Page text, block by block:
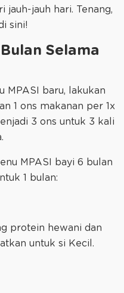
jauh-jauh hari. Tenang,
sini!
Selama
MPASI baru, lakukan
1 ons makanan per 1x
3 ons untuk 3 kali
MPASI bayi 6 bulan
1 bulan:
protein hewani dan
untuk si Kecil.